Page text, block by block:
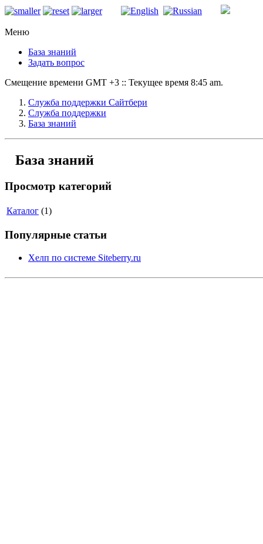
Меню
База знаний
Задать вопрос
Смещение времени GMT +3 :: Текущее время 8:45 am.
Служба поддержки Сайтбери
Служба поддержки
База знаний
База знаний
Просмотр категорий
Каталог (1)
Популярные статьи
Хелп по системе Siteberry.ru